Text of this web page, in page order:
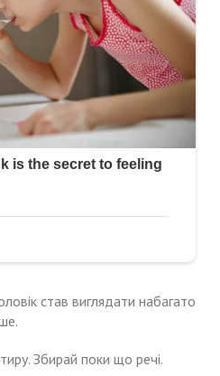
став виглядати набагато
Збирай поки що речі.